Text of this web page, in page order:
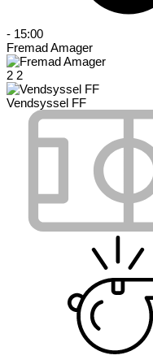
- 15:00
Fremad Amager
2 2
Vendsyssel FF